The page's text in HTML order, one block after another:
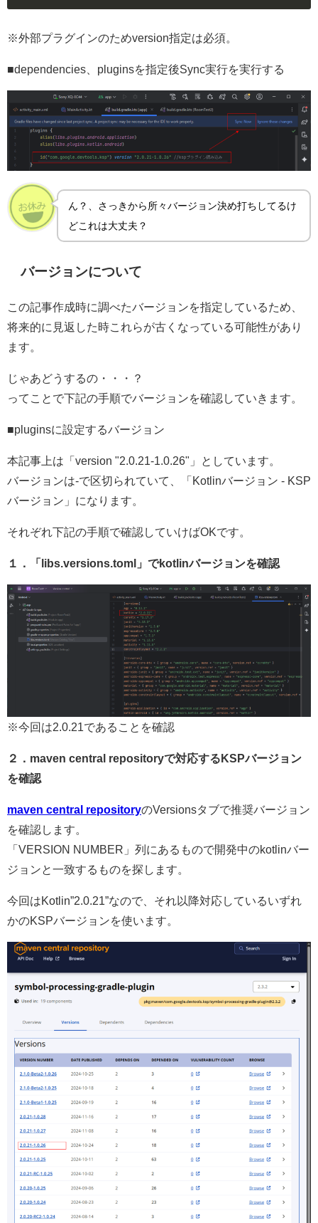
※外部プラグインのためversion指定は必須。
■dependencies、pluginsを指定後Sync実行を実行する
ん？、さっきから所々バージョン決め打ちしてるけ
どこれは大丈夫？
バージョンについて
この記事作成時に調べたバージョンを指定しているため、
将来的に見返した時これらが古くなっている可能性があり
ます。
じゃあどうするの・・・？
ってことで下記の手順でバージョンを確認していきます。
■pluginsに設定するバージョン
本記事上は「version "2.0.21-1.0.26"」としています。
バージョンは-で区切られていて、「Kotlinバージョン - KSP
バージョン」になります。
それぞれ下記の手順で確認していけばOKです。
１．「libs.versions.toml」でkotlinバージョンを確認
※今回は2.0.21であることを確認
２．maven central repositoryで対応するKSPバージョン
を確認
maven central repositoryのVersionsタブで推奨バージョン
を確認します。
「VERSION NUMBER」列にあるもので開発中のkotlinバー
ジョンと一致するものを探します。
今回はKotlin”2.0.21”なので、それ以降対応しているいずれ
かのKSPバージョンを使います。